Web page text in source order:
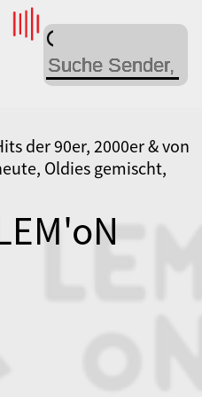
---
der 90er, 2000er & von
Oldies gemischt,